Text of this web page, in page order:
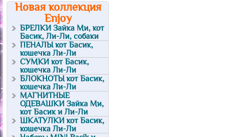
Новая коллекция
Enjoy
БРЕЛКИ Зайка Ми, кот
Басик, Ли-Ли, собаки
ПЕНАЛЫ кот Басик,
кошечка Ли-Ли
СУМКИ кот Басик,
кошечка Ли-Ли
БЛОКНОТЫ кот Басик,
кошечка Ли-Ли
МАГНИТНЫЕ
ОДЕВАШКИ Зайка Ми,
кот Басик и Ли-Ли
ШКАТУЛКИ кот Басик,
кошечка Ли-Ли